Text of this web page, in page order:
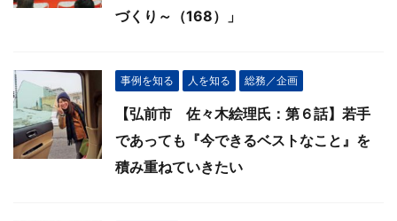
づくり～（168）」
事例を知る 人を知る 総務／企画
【弘前市 佐々木絵理氏：第６話】若手
であっても『今できるベストなこと』を
積み重ねていきたい